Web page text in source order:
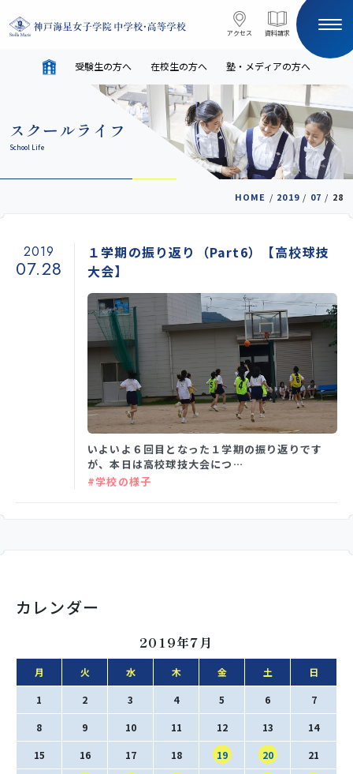
アクセス 資料請求
アクセス 資料請求
HOME
在校生の方へ
交通アクセス
利用規約・免責事項 個人情報保護方針
SNS運用ポリシー 学校いじめ防止基本方針
採用情報
受験生の方へ 在校生の方へ 塾・メディアの方へ
スクールライフ
School Life
HOME / 2019 / 07 / 28
2019
07.28
１学期の振り返り（Part6）【高校球技
大会】
いよいよ６回目となった１学期の振り返りです
が、本日は高校球技大会につ…
#学校の様子
カレンダー
2019年7月
月 火 水 木 金 土 日
1 2 3 4 5 6 7
8 9 10 11 12 13 14
15 16 17 18 19 20 21